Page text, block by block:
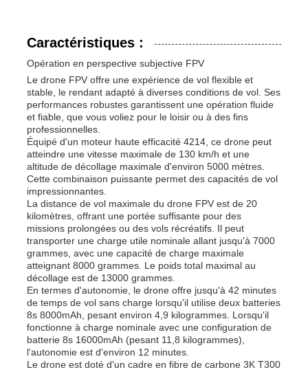
À la maison
Produits
À propos de nous
Caractéristiques :
Opération en perspective subjective FPV
Le drone FPV offre une expérience de vol flexible et
stable, le rendant adapté à diverses conditions de vol. Ses
performances robustes garantissent une opération fluide
et fiable, que vous voliez pour le loisir ou à des fins
professionnelles.
Équipé d'un moteur haute efficacité 4214, ce drone peut
atteindre une vitesse maximale de 130 km/h et une
altitude de décollage maximale d'environ 5000 mètres.
Cette combinaison puissante permet des capacités de vol
impressionnantes.
La distance de vol maximale du drone FPV est de 20
kilomètres, offrant une portée suffisante pour des
missions prolongées ou des vols récréatifs. Il peut
transporter une charge utile nominale allant jusqu'à 7000
grammes, avec une capacité de charge maximale
atteignant 8000 grammes. Le poids total maximal au
décollage est de 13000 grammes.
En termes d'autonomie, le drone offre jusqu'à 42 minutes
de temps de vol sans charge lorsqu'il utilise deux batteries
8s 8000mAh, pesant environ 4,9 kilogrammes. Lorsqu'il
fonctionne à charge nominale avec une configuration de
batterie 8s 16000mAh (pesant 11,8 kilogrammes),
l'autonomie est d'environ 12 minutes.
Le drone est doté d'un cadre en fibre de carbone 3K T300